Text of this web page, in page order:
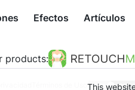
Efectos Artículos
products:
This